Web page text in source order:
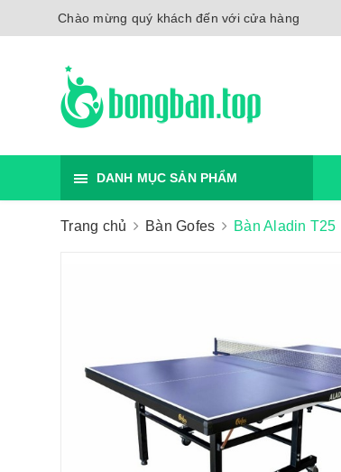
Chào mừng quý khách đến với cửa hàng
DANH MỤC SẢN PHẨM
Trang chủ Bàn Gofes Bàn Aladin T25